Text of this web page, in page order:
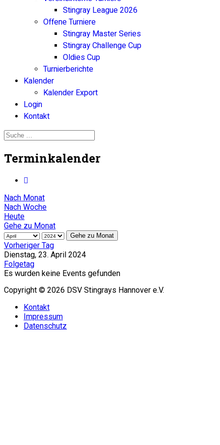
Stingray League 2026
Offene Turniere
Stingray Master Series
Stingray Challenge Cup
Oldies Cup
Turnierberichte
Kalender
Kalender Export
Login
Kontakt
Terminkalender
Nach Monat
Nach Woche
Heute
Gehe zu Monat
Gehe zu Monat
Vorheriger Tag
Dienstag, 23. April 2024
Folgetag
Es wurden keine Events gefunden
Copyright © 2026 DSV Stingrays Hannover e.V.
Kontakt
Impressum
Datenschutz